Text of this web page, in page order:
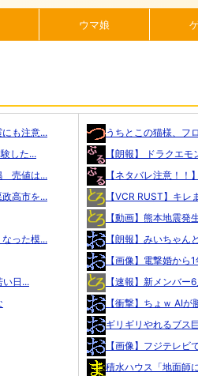
ウマ娘
にも注意...
した...
売値は...
高市を...
った模...
い日...
うちとこの猫様、フ
【朗報】 ドラクエ
【ネタバレ注意！
【VCR RUST】キ
【動画】熊本地震発
【朗報】みいちゃ
【画像】電撃婚か
【速報】新メンバ
【衝撃】ちょｗ AI
ギリギリやれるブス
【画像】フジテ
積水ハウス「地面師